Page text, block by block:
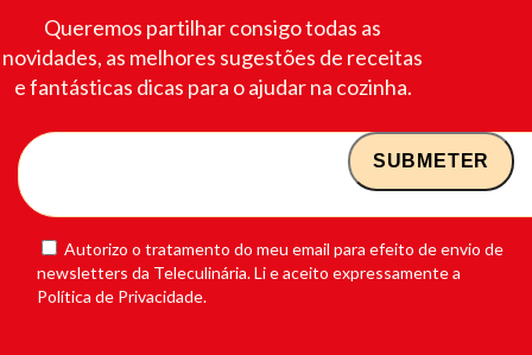
Queremos partilhar consigo todas as
novidades, as melhores sugestões de receitas
e fantásticas dicas para o ajudar na cozinha.
Autorizo o tratamento do meu email para efeito de envio de
newsletters da Teleculinária. Li e aceito expressamente a
Política de Privacidade.